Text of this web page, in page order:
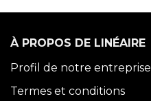
À PROPOS DE LINÉAIRE
Profil de notre entreprise
Termes et conditions